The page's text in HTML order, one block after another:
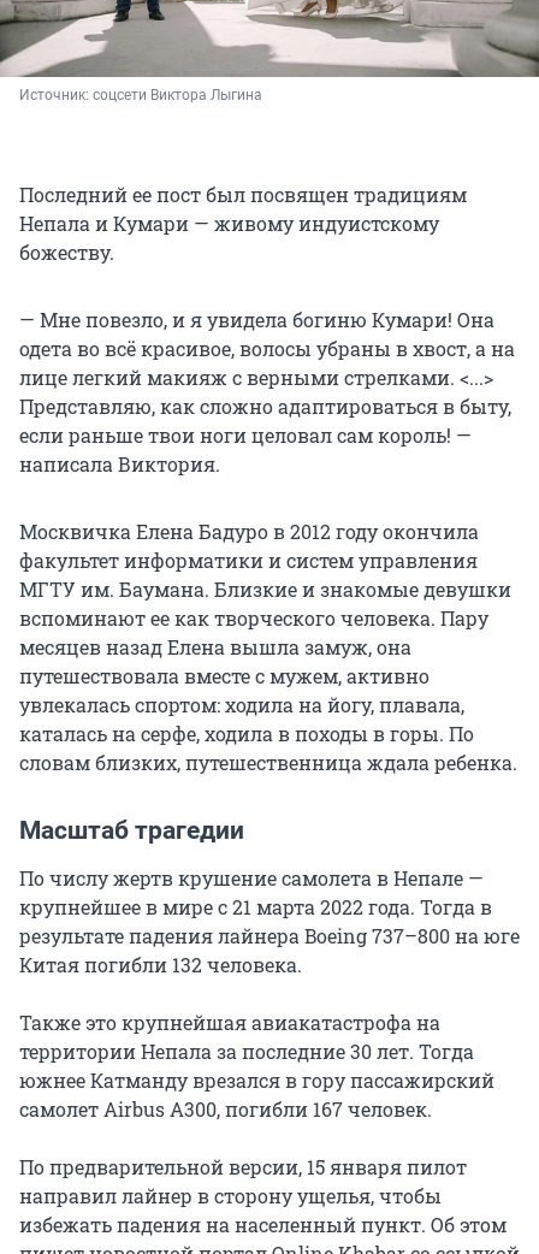
Источник: соцсети Виктора Лыгина
Последний ее пост был посвящен традициям
Непала и Кумари — живому индуистскому
божеству.
— Мне повезло, и я увидела богиню Кумари! Она
одета во всё красивое, волосы убраны в хвост, а на
лице легкий макияж с верными стрелками. <...>
Представляю, как сложно адаптироваться в быту,
если раньше твои ноги целовал сам король! —
написала Виктория.
Москвичка Елена Бадуро в 2012 году окончила
факультет информатики и систем управления
МГТУ им. Баумана. Близкие и знакомые девушки
вспоминают ее как творческого человека. Пару
месяцев назад Елена вышла замуж, она
путешествовала вместе с мужем, активно
увлекалась спортом: ходила на йогу, плавала,
каталась на серфе, ходила в походы в горы. По
словам близких, путешественница ждала ребенка.
Масштаб трагедии
По числу жертв крушение самолета в Непале —
крупнейшее в мире с 21 марта 2022 года. Тогда в
результате падения лайнера Boeing 737–800 на юге
Китая погибли 132 человека.
Также это крупнейшая авиакатастрофа на
территории Непала за последние 30 лет. Тогда
южнее Катманду врезался в гору пассажирский
самолет Airbus A300, погибли 167 человек.
По предварительной версии, 15 января пилот
направил лайнер в сторону ущелья, чтобы
избежать падения на населенный пункт. Об этом